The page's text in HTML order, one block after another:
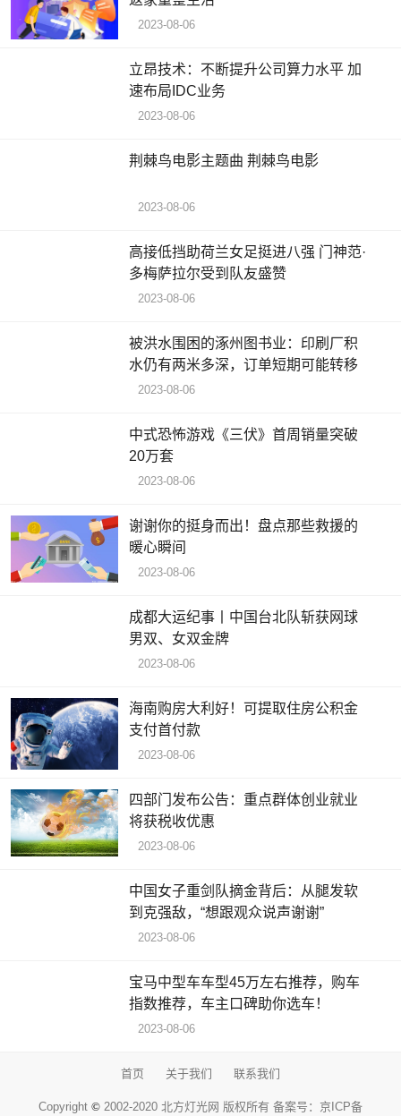
2023-08-06
立昂技术：不断提升公司算力水平 加
速布局IDC业务
2023-08-06
荆棘鸟电影主题曲 荆棘鸟电影
2023-08-06
高接低挡助荷兰女足挺进八强 门神范·
多梅萨拉尔受到队友盛赞
2023-08-06
被洪水围困的涿州图书业：印刷厂积
水仍有两米多深，订单短期可能转移
2023-08-06
中式恐怖游戏《三伏》首周销量突破
20万套
2023-08-06
谢谢你的挺身而出！盘点那些救援的
暖心瞬间
2023-08-06
成都大运纪事丨中国台北队斩获网球
男双、女双金牌
2023-08-06
海南购房大利好！可提取住房公积金
支付首付款
2023-08-06
四部门发布公告：重点群体创业就业
将获税收优惠
2023-08-06
中国女子重剑队摘金背后：从腿发软
到克强敌，“想跟观众说声谢谢”
2023-08-06
宝马中型车车型45万左右推荐，购车
指数推荐，车主口碑助你选车！
2023-08-06
首页 关于我们 联系我们
Copyright © 2002-2020 北方灯光网 版权所有 备案号： 京ICP备